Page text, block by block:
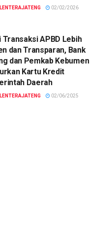
02/02/2026
Transaksi APBD Lebih
dan Transparan, Bank
dan Pemkab Kebumen
Kartu Kredit
Daerah
02/06/2025